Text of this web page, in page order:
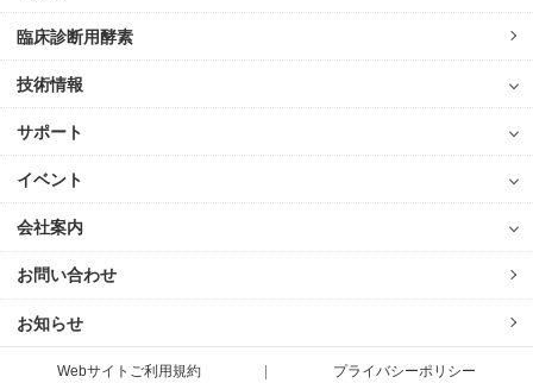
臨床診断用酵素
技術情報
サポート
イベント
会社案内
お問い合わせ
お知らせ
Webサイトご利用規約 プライバシーポリシー